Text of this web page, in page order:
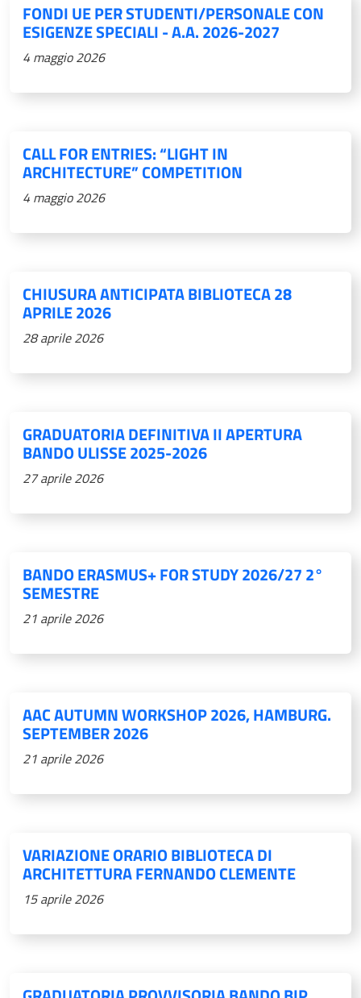
FONDI UE PER STUDENTI/PERSONALE CON
ESIGENZE SPECIALI - A.A. 2026-2027
4 maggio 2026
CALL FOR ENTRIES: “LIGHT IN
ARCHITECTURE” COMPETITION
4 maggio 2026
CHIUSURA ANTICIPATA BIBLIOTECA 28
APRILE 2026
28 aprile 2026
GRADUATORIA DEFINITIVA II APERTURA
BANDO ULISSE 2025-2026
27 aprile 2026
BANDO ERASMUS+ FOR STUDY 2026/27 2°
SEMESTRE
21 aprile 2026
AAC AUTUMN WORKSHOP 2026, HAMBURG.
SEPTEMBER 2026
21 aprile 2026
VARIAZIONE ORARIO BIBLIOTECA DI
ARCHITETTURA FERNANDO CLEMENTE
15 aprile 2026